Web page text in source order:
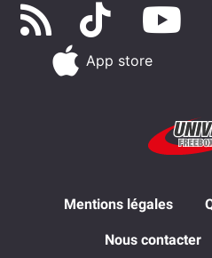
App store
Mentions légales
Nous contacter